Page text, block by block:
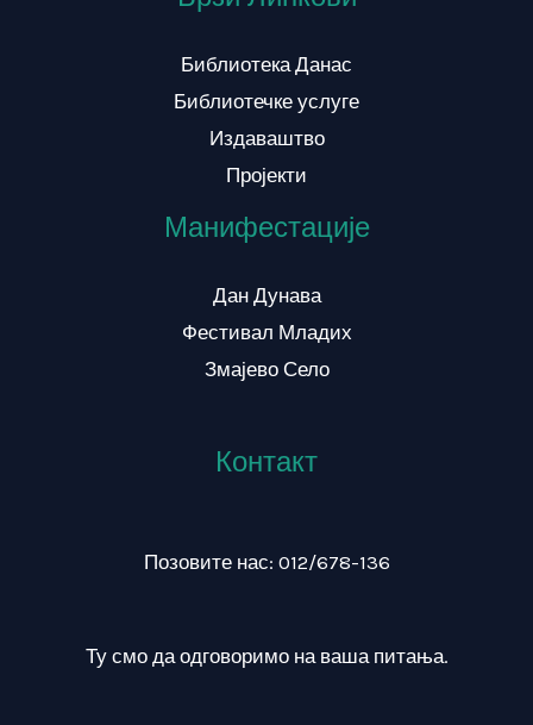
Библиотека Данас
Библиотечке услуге
Издаваштво
Пројекти
Манифестације
Дан Дунава
Фестивал Младих
Змајево Село
Контакт
Позовите нас: 012/678-136
Ту смо да одговоримо на ваша питања.